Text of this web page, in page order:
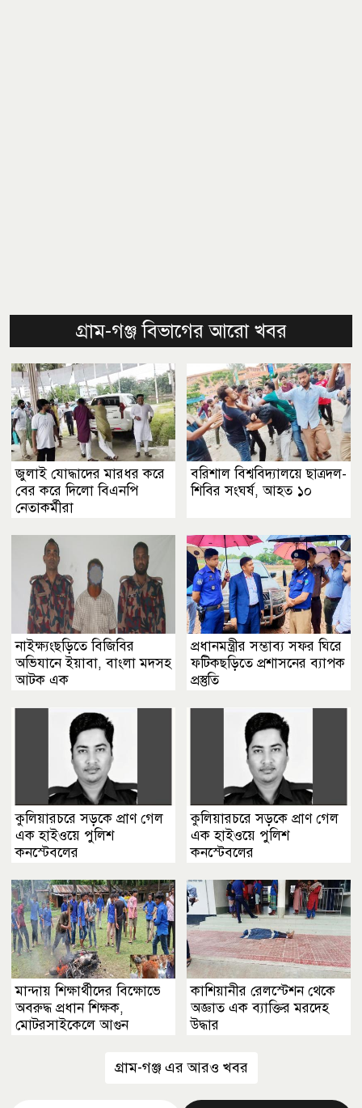
গ্রাম-গঞ্জ বিভাগের আরো খবর
জুলাই যোদ্ধাদের মারধর করে
বের করে দিলো বিএনপি
নেতাকর্মীরা
বরিশাল বিশ্ববিদ্যালয়ে ছাত্রদল-
শিবির সংঘর্ষ, আহত ১০
নাইক্ষ্যংছড়িতে বিজিবির
অভিযানে ইয়াবা, বাংলা মদসহ
আটক এক
প্রধানমন্ত্রীর সম্ভাব্য সফর ঘিরে
ফটিকছড়িতে প্রশাসনের ব্যাপক
প্রস্তুতি
কুলিয়ারচরে সড়কে প্রাণ গেল
এক হাইওয়ে পুলিশ
কনস্টেবলের
কুলিয়ারচরে সড়কে প্রাণ গেল
এক হাইওয়ে পুলিশ
কনস্টেবলের
মান্দায় শিক্ষার্থীদের বিক্ষোভে
অবরুদ্ধ প্রধান শিক্ষক,
মোটরসাইকেলে আগুন
কাশিয়ানীর রেলস্টেশন থেকে
অজ্ঞাত এক ব্যাক্তির মরদেহ
উদ্ধার
গ্রাম-গঞ্জ এর আরও খবর